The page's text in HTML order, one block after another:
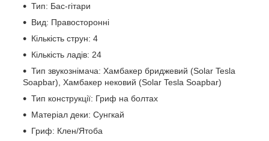
Тип: Бас-гітари
Вид: Правосторонні
Кількість струн: 4
Кількість ладів: 24
Тип звукознімача: Хамбакер бриджевий (Solar Tesla
Soapbar), Хамбакер нековий (Solar Tesla Soapbar)
Тип конструкції: Гриф на болтах
Матеріал деки: Сунгкай
Гриф: Клен/Ятоба